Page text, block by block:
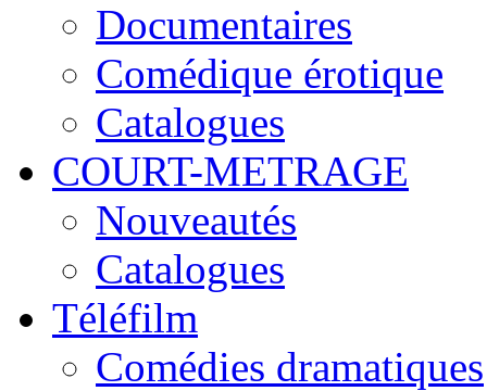
Documentaires
Comédique érotique
Catalogues
COURT-METRAGE
Nouveautés
Catalogues
Téléfilm
Comédies dramatiques